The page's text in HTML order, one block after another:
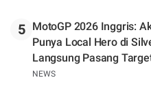
5
MotoGP 2026 Inggris:
Punya Local Hero di
Langsung Pasang
NEWS